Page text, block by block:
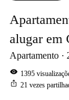
alugar em
Apartamento
visibility 1395
ios_share 21 vezes